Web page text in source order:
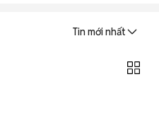
Tin mới nhất